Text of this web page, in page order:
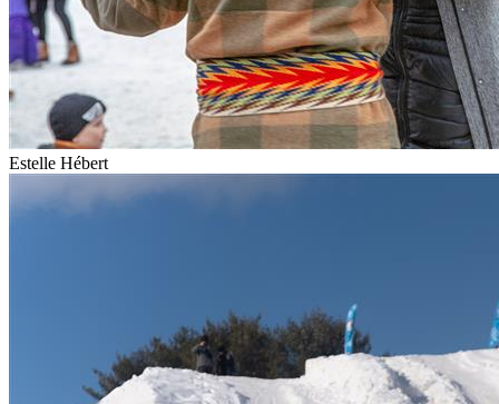
Estelle Hébert